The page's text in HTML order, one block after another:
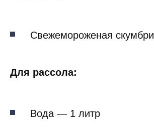
Свежемороженая
Для рассола:
Вода — 1 литр